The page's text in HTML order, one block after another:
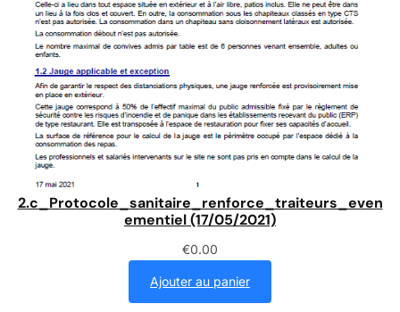
2.c_Protocole_sanitaire_renforce_traiteurs_even
ementiel (17/05/2021)
€0.00
Ajouter au panier